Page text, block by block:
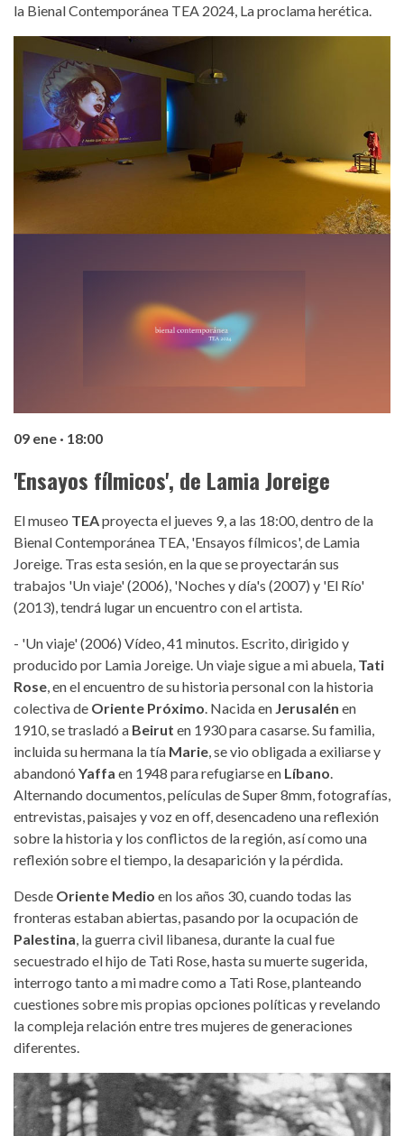
la Bienal Contemporánea TEA 2024, La proclama herética.
bienal-tea-2024.jpg
09 ene · 18:00
'Ensayos fílmicos', de Lamia Joreige
El museo TEAproyecta el jueves 9, a las 18:00, dentro de la
Bienal Contemporánea TEA, 'Ensayos fílmicos', de Lamia
Joreige. Tras esta sesión, en la que se proyectarán sus
trabajos 'Un viaje' (2006), 'Noches y día's (2007) y 'El Río'
(2013), tendrá lugar un encuentro con el artista.
- 'Un viaje' (2006) Vídeo, 41 minutos. Escrito, dirigido y
producido por Lamia Joreige. Un viaje sigue a mi abuela, Tati
Rose, en el encuentro de su historia personal con la historia
colectiva de Oriente Próximo. Nacida en Jerusalén en
1910, se trasladó a Beirut en 1930 para casarse. Su familia,
incluida su hermana la tía Marie, se vio obligada a exiliarse y
abandonó Yaffa en 1948 para refugiarse en Líbano.
Alternando documentos, películas de Super 8mm, fotografías,
entrevistas, paisajes y voz en off, desencadeno una reflexión
sobre la historia y los conflictos de la región, así como una
reflexión sobre el tiempo, la desaparición y la pérdida.
Desde Oriente Medio en los años 30, cuando todas las
fronteras estaban abiertas, pasando por la ocupación de
Palestina, la guerra civil libanesa, durante la cual fue
secuestrado el hijo de Tati Rose, hasta su muerte sugerida,
interrogo tanto a mi madre como a Tati Rose, planteando
cuestiones sobre mis propias opciones políticas y revelando
la compleja relación entre tres mujeres de generaciones
diferentes.